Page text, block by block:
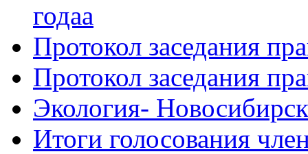
годаа
Протокол заседания
Протокол заседания
Экология-
Итоги голосования